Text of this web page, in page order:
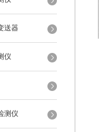
送器
仪
测仪